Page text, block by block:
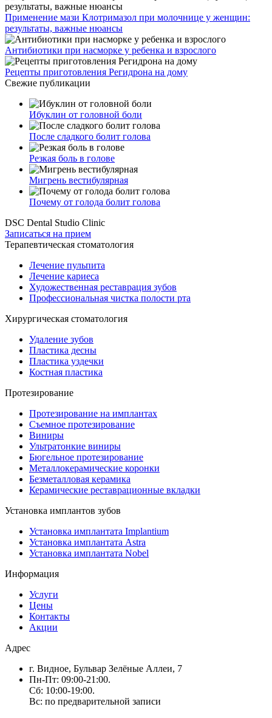
Применение мази Клотримазол при молочнице у женщин:
результаты, важные нюансы
Антибиотики при насморке у ребенка и взрослого
Рецепты приготовления Регидрона на дому
Свежие публикации
Ибуклин от головной боли
После сладкого болит голова
Резкая боль в голове
Мигрень вестибулярная
Почему от голода болит голова
DSC Dental Studio Clinic
Записаться на прием
Терапевтическая стоматология
Лечение пульпита
Лечение кариеса
Художественная реставрация зубов
Профессиональная чистка полости рта
Хирургическая стоматология
Удаление зубов
Пластика десны
Пластика уздечки
Костная пластика
Протезирование
Протезирование на имплантах
Съемное протезирование
Виниры
Ультратонкие виниры
Бюгельное протезирование
Металлокерамические коронки
Безметалловая керамика
Керамические реставрационные вкладки
Установка имплантов зубов
Установка имплантата Implantium
Установка имплантата Astra
Установка имплантата Nobel
Информация
Услуги
Цены
Контакты
Акции
Адрес
г. Видное, Бульвар Зелёные Аллеи, 7
Пн-Пт: 09:00-21:00.
Сб: 10:00-19:00.
Вс: по предварительной записи